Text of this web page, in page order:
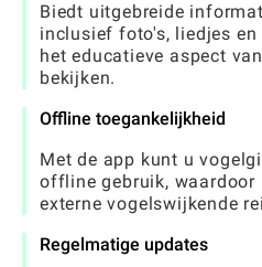
Biedt uitgebreide
inclusief foto's, liedjes en
het educatieve aspect
bekijken.
Offline toegankelijkheid
Met de app kunt u
offline gebruik, waardoor
externe vogelswijkende
Regelmatige updates